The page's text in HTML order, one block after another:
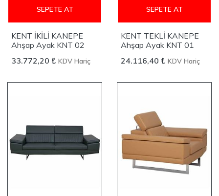
SEPETE AT
KENT İKİLİ KANEPE
Ahşap Ayak KNT 02
33.772,20 ₺ KDV Hariç
SEPETE AT
KENT TEKLİ KANEPE
Ahşap Ayak KNT 01
24.116,40 ₺ KDV Hariç